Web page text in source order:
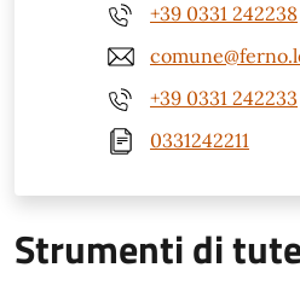
+39 0331 242238
+39 0331 242233
0331242211
Strumenti di